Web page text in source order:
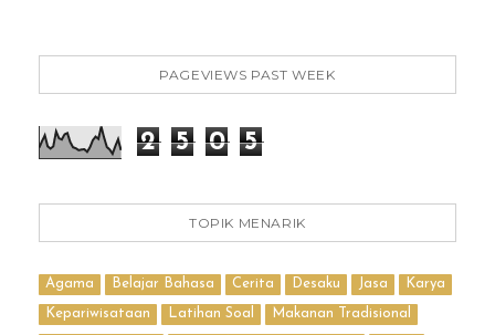
PAGEVIEWS PAST WEEK
2 5 0 5
TOPIK MENARIK
Agama Belajar Bahasa Cerita Desaku Jasa Karya
Kepariwisataan Latihan Soal Makanan Tradisional